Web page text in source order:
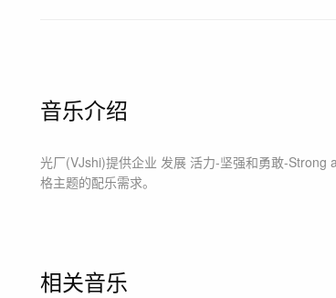
音乐介绍
光厂(VJshi)提供企业 发展 活力-坚强和勇敢-Strong
格主题的配乐需求。
相关音乐